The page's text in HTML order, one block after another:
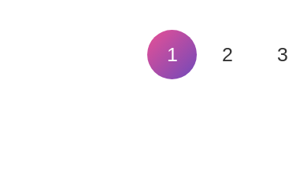
Beitragsnavigation
1 2 3